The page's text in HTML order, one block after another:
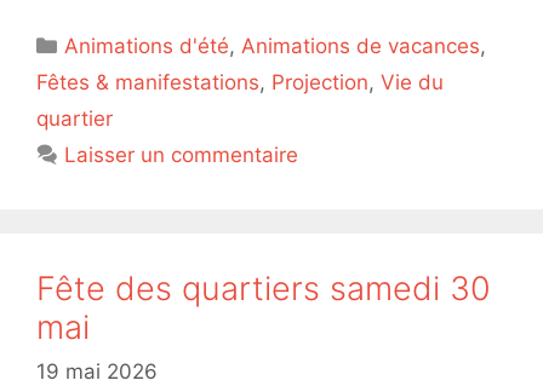
Catégories
Animations d'été, Animations de vacances,
Fêtes & manifestations, Projection, Vie du
quartier
Laisser un commentaire
Fête des quartiers samedi 30
mai
19 mai 2026